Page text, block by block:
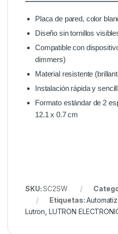
Placa de pared, color
Diseño sin tornillos
Compatible con
dimmers)
Material resistente
Instalación rápida y
Formato estándar de 2
12.1 x 0.7 cm
SKU:SC2SW
Etiquetas:
Lutron LUTRON